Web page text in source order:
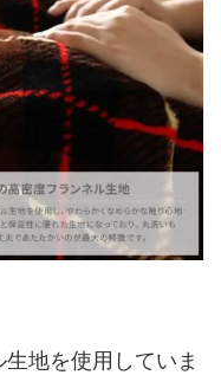
地を使用していま